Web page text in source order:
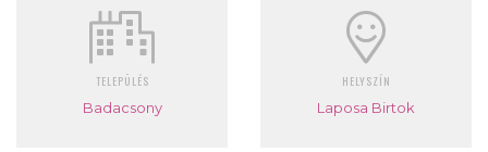
TELEPÜLÉS
Badacsony
HELYSZÍN
Laposa Birtok